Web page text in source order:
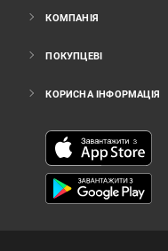
КОМПАНІЯ
ПОКУПЦЕВІ
КОРИСНА ІНФОРМАЦІЯ